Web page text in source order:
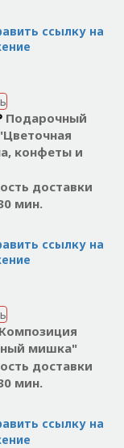
ссылку на
Подарочный
конфеты и
мин.
ссылку на
Композиция
мишка"
мин.
ссылку на